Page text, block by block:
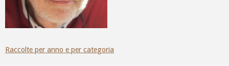
Raccolte per anno e per categoria